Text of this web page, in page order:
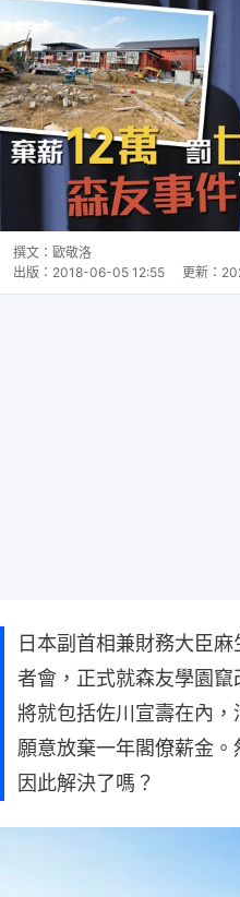
撰文： 歐敬洛
出版： 2018-06-05 12:55 更新：
日本副首相兼財務大臣
者會，正式就森友學園
將就包括佐川宣壽在內
願意放棄一年閣僚薪金
因此解決了嗎？